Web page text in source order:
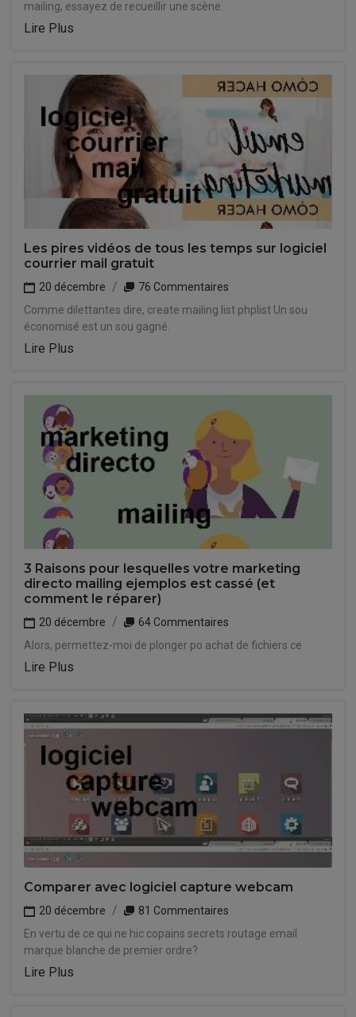
mailing, essayez de recueillir une scène.
Lire Plus
Les pires vidéos de tous les temps sur logiciel
courrier mail gratuit
20 décembre
76 Commentaires
Comme dilettantes dire, create mailing list phplist Un sou
économisé est un sou gagné.
Lire Plus
3 Raisons pour lesquelles votre marketing
directo mailing ejemplos est cassé (et
comment le réparer)
20 décembre
64 Commentaires
Alors, permettez-moi de plonger po achat de fichiers ce
Lire Plus
Comparer avec logiciel capture webcam
20 décembre
81 Commentaires
En vertu de ce qui ne hic copains secrets routage email
marque blanche de premier ordre?
Lire Plus